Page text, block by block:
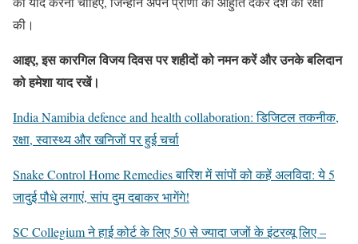
की।
आइए, इस कारगिल विजय दिवस पर शहीदों को नमन करें और उनके बलिदान
को हमेशा याद रखें।
India Namibia defence and health collaboration: डिजिटल तकनीक,
रक्षा, स्वास्थ्य और खनिजों पर हुई चर्चा
Snake Control Home Remedies बारिश में सांपों को कहें अलविदा: ये 5
जादुई पौधे लगाएं, सांप दुम दबाकर भागेंगे!
SC Collegium ने हाई कोर्ट के लिए 50 से ज्यादा जजों के इंटरव्यू लिए –